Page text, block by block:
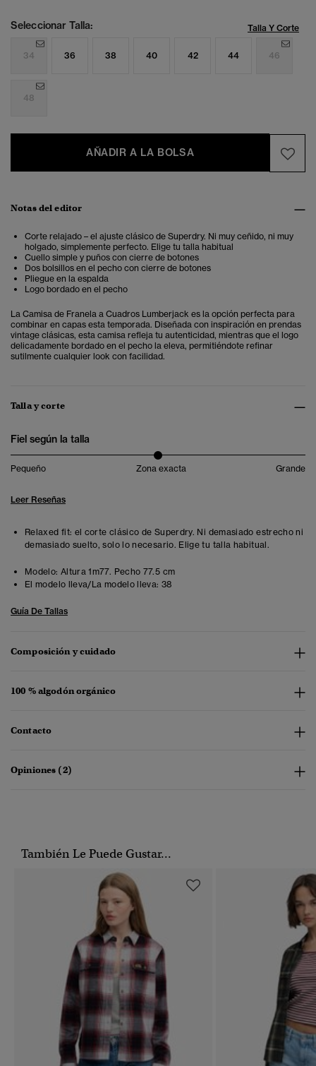
Seleccionar Talla: Talla Y Corte
34 36 38 40 42 44 46
48
AÑADIR A LA BOLSA
Notas del editor
Corte relajado – el ajuste clásico de Superdry. Ni muy ceñido, ni muy
holgado, simplemente perfecto. Elige tu talla habitual
Cuello simple y puños con cierre de botones
Dos bolsillos en el pecho con cierre de botones
Pliegue en la espalda
Logo bordado en el pecho
La Camisa de Franela a Cuadros Lumberjack es la opción perfecta para
combinar en capas esta temporada. Diseñada con inspiración en prendas
vintage clásicas, esta camisa refleja tu autenticidad, mientras que el logo
delicadamente bordado en el pecho la eleva, permitiéndote refinar
sutilmente cualquier look con facilidad.
Talla y corte
Fiel según la talla
Pequeño Zona exacta Grande
Leer Reseñas
Relaxed fit: el corte clásico de Superdry. Ni demasiado estrecho ni
demasiado suelto, solo lo necesario. Elige tu talla habitual.
Modelo: Altura 1m77. Pecho 77.5 cm
El modelo lleva/La modelo lleva: 38
Guía De Tallas
Composición y cuidado
100 % algodón orgánico
Contacto
Opiniones (2)
También Le Puede Gustar...